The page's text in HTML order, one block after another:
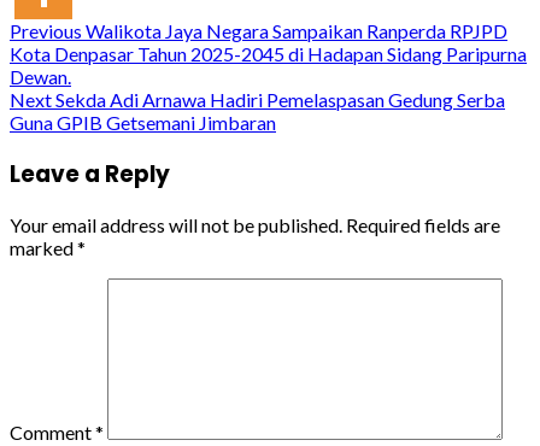
Continue
Reading
Previous Walikota Jaya Negara Sampaikan Ranperda RPJPD
Kota Denpasar Tahun 2025-2045 di Hadapan Sidang Paripurna
Dewan.
NextSekda Adi Arnawa Hadiri Pemelaspasan Gedung Serba
Guna GPIB Getsemani Jimbaran
Leave a Reply
Your email address will not be published. Required fields are
marked*
Comment*